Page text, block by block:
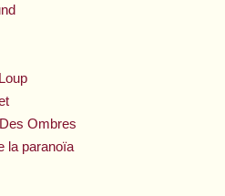
Ombres
la paranoïa